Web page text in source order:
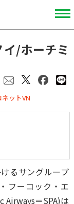
/ホーチミ
ットVN
るサングループ
フーコック・エ
Airways＝SPA)は